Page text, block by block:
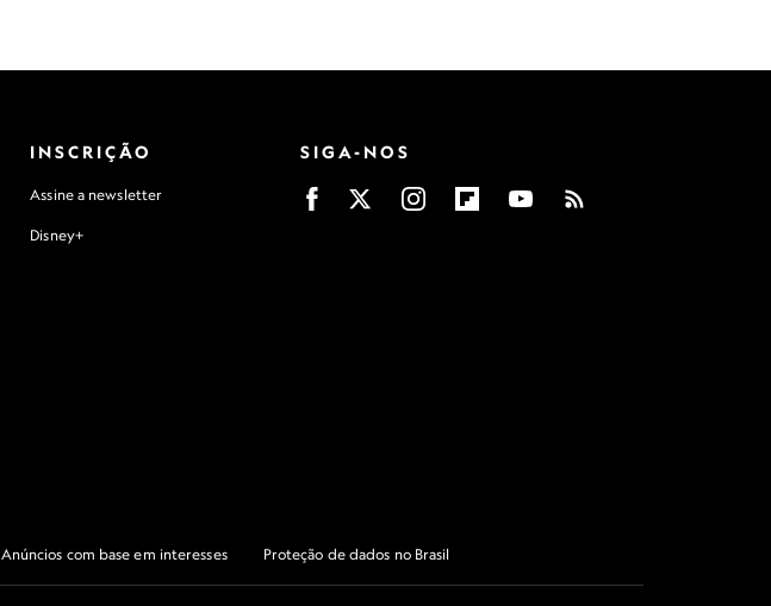
INSCRIÇÃO
Assine a newsletter
Disney+
SIGA-NOS
Anúncios com base em interesses Proteção de dados no Brasil